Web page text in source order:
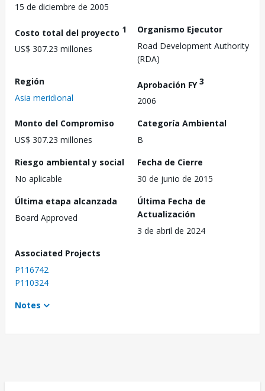
15 de diciembre de 2005
Costo total del proyecto 1
US$ 307.23 millones
Organismo Ejecutor
Road Development Authority
(RDA)
Región
Asia meridional
Aprobación FY3
2006
Monto del Compromiso
US$ 307.23 millones
Categoría Ambiental
B
Riesgo ambiental y social
No aplicable
Fecha de Cierre
30 de junio de 2015
Última etapa alcanzada
Board Approved
Última Fecha de
Actualización
3 de abril de 2024
Associated Projects
P116742
P110324
Notes